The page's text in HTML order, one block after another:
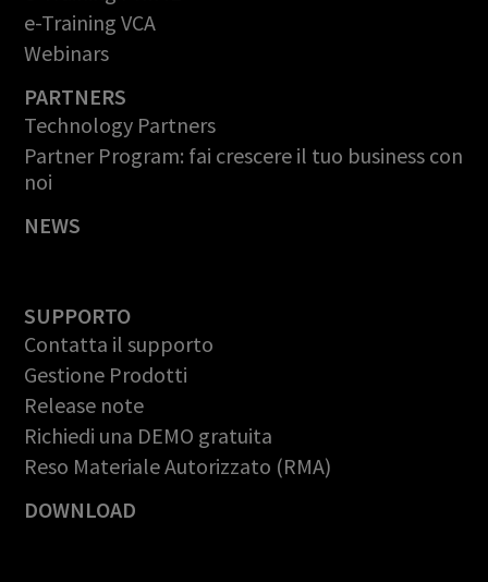
e-Training VCA
Webinars
PARTNERS
Technology Partners
Partner Program: fai crescere il tuo business con
noi
NEWS
SUPPORTO
Contatta il supporto
Gestione Prodotti
Release note
Richiedi una DEMO gratuita
Reso Materiale Autorizzato (RMA)
DOWNLOAD